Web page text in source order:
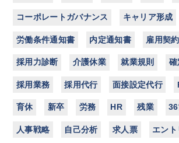
コーポレートガバナンス キャリア形成
労働条件通知書 内定通知書 雇用契
採用力診断 介護休業 就業規則 確
採用業務 採用代行 面接設定代行
育休 新卒 労務 HR 残業
人事戦略 自己分析 求人票 エント